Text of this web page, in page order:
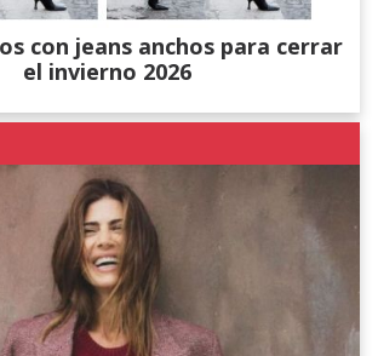
con jeans anchos para cerrar
el invierno 2026